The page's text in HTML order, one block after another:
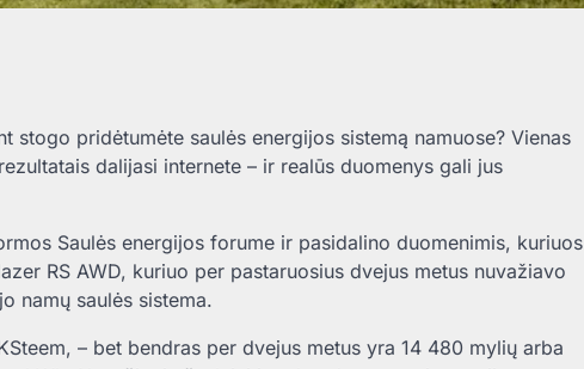
pridėtumėte saulės energijos sistemą namuose? Vienas
dalijasi internete – ir realūs duomenys gali jus
Saulės energijos forume ir pasidalino duomenimis, kuriuos
RS ​​AWD, kuriuo per pastaruosius dvejus metus nuvažiavo
namų saulės sistema.
– bet bendras per dvejus metus yra 14 480 mylių arba